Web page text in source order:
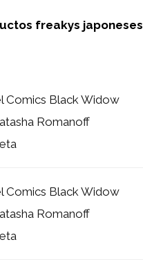
freakys japoneses
Comics Black Widow
Romanoff
Comics Black Widow
Romanoff